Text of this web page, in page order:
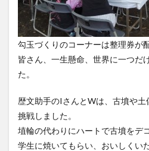
勾玉づくりのコーナーは整理券が
皆さん、一生懸命、世界に一つだ
た。
歴文助手のIさんとWは、古墳や
挑戦しました。
埴輪の代わりにハートで古墳をデ
学生に焼いてもらい、おいしくい